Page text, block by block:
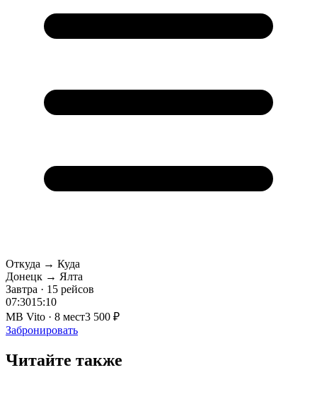
Откуда → Куда
Донецк → Ялта
Завтра · 15 рейсов
07:3015:10
MB Vito · 8 мест3 500 ₽
Забронировать
Читайте также